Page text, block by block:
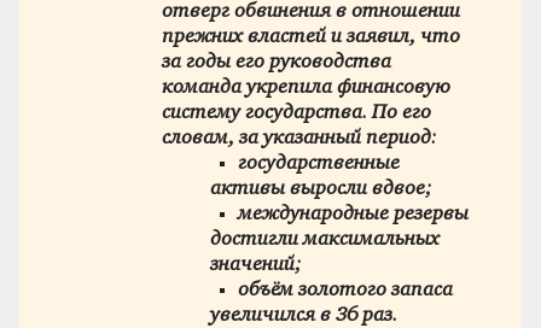
отверг обвинения в отношении
прежних властей и заявил, что
за годы его руководства
команда укрепила финансовую
систему государства. По его
словам, за указанный период:
государственные
активы выросли вдвое;
международные резервы
достигли максимальных
значений;
объём золотого запаса
увеличился в 36 раз.